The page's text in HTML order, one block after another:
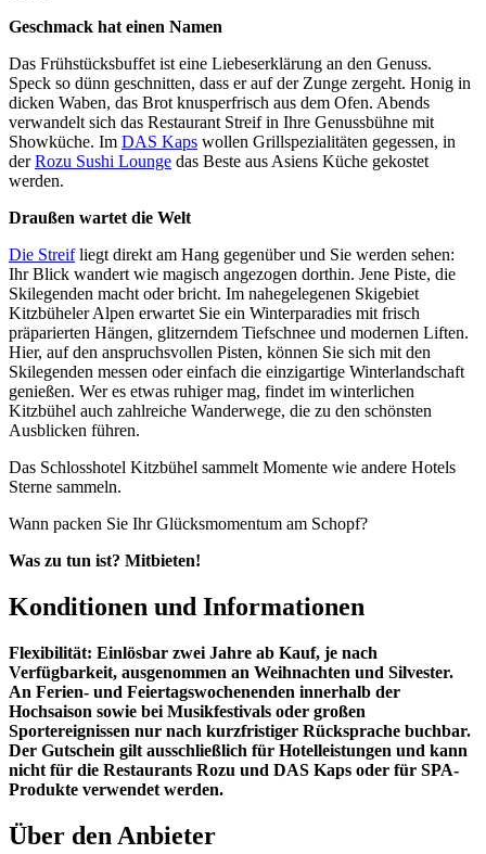
Geschmack hat einen Namen
Das Frühstücksbuffet ist eine Liebeserklärung an den Genuss.
Speck so dünn geschnitten, dass er auf der Zunge zergeht. Honig in
dicken Waben, das Brot knusperfrisch aus dem Ofen. Abends
verwandelt sich das Restaurant Streif in Ihre Genussbühne mit
Showküche. Im DAS Kaps wollen Grillspezialitäten gegessen, in
derRozu Sushi Lounge das Beste aus Asiens Küche gekostet
werden.
Draußen wartet die Welt
Die Streifliegt direkt am Hang gegenüber und Sie werden sehen:
Ihr Blick wandert wie magisch angezogen dorthin. Jene Piste, die
Skilegenden macht oder bricht. Im nahegelegenen Skigebiet
Kitzbüheler Alpen erwartet Sie ein Winterparadies mit frisch
präparierten Hängen, glitzerndem Tiefschnee und modernen Liften.
Hier, auf den anspruchsvollen Pisten, können Sie sich mit den
Skilegenden messen oder einfach die einzigartige Winterlandschaft
genießen. Wer es etwas ruhiger mag, findet im winterlichen
Kitzbühel auch zahlreiche Wanderwege, die zu den schönsten
Ausblicken führen.
Das Schlosshotel Kitzbühel sammelt Momente wie andere Hotels
Sterne sammeln.
Wann packen Sie Ihr Glücksmomentum am Schopf?
Was zu tun ist? Mitbieten!
Konditionen und Informationen
Flexibilität: Einlösbar zwei Jahre ab Kauf, je nach
Verfügbarkeit, ausgenommen an Weihnachten und Silvester.
An Ferien- und Feiertagswochenenden innerhalb der
Hochsaison sowie bei Musikfestivals oder großen
Sportereignissen nur nach kurzfristiger Rücksprache buchbar.
Der Gutschein gilt ausschließlich für Hotelleistungen und kann
nicht für die Restaurants Rozu und DAS Kaps oder für SPA-
Produkte verwendet werden.
Über den Anbieter